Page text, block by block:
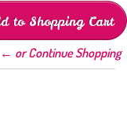
← or Continue Shopping